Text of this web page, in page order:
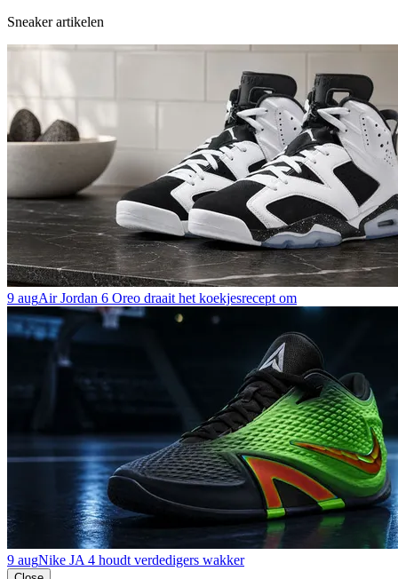
Sneaker artikelen
9 augAir Jordan 6 Oreo draait het koekjesrecept om
9 augNike JA 4 houdt verdedigers wakker